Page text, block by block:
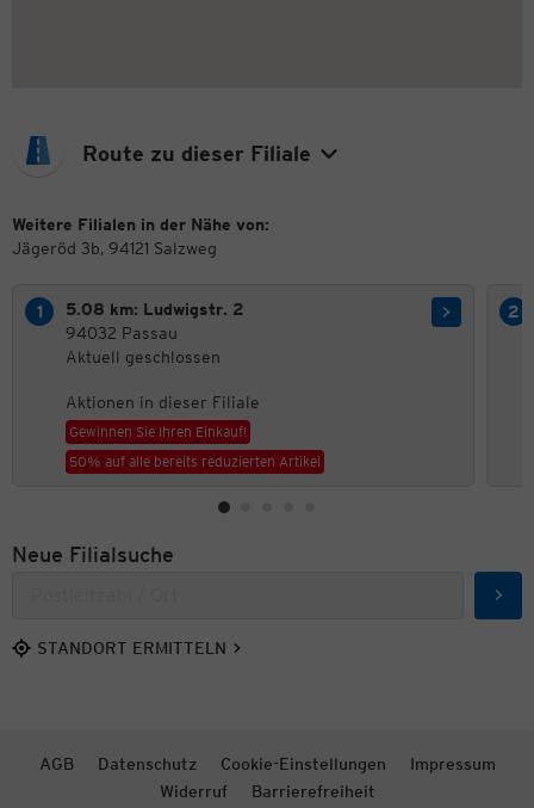
Route zu dieser Filiale
Weitere Filialen in der Nähe von:
Jägeröd 3b, 94121 Salzweg
5.08 km: Ludwigstr. 2
94032 Passau
Aktuell geschlossen
Aktionen in dieser Filiale
Gewinnen Sie Ihren Einkauf!
50% auf alle bereits reduzierten Artikel
Neue Filialsuche
STANDORT ERMITTELN
AGB Datenschutz Cookie-Einstellungen
Impressum
Widerruf
Barrierefreiheit